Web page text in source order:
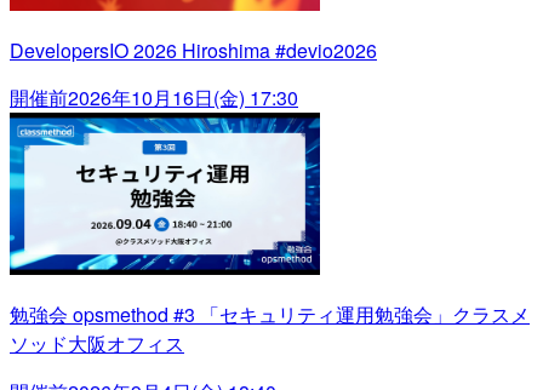
DevelopersIO 2026 Hiroshima #devio2026
開催前2026年10月16日(金) 17:30
勉強会 opsmethod #3 「セキュリティ運用勉強会」クラスメ
ソッド大阪オフィス